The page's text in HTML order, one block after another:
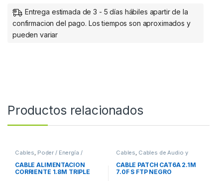
Entrega estimada de 3 - 5 días hábiles apartir de la
confirmacion del pago. Los tiempos son aproximados y
pueden variar
Productos relacionados
Cables, Poder / Energía /
Alimentación
CABLE ALIMENTACION
CORRIENTE 1.8M TRIPLE
Cables, Cables de Audio y
CABLE PATCH CAT6A 2.1M
7.0F S FTP NEGRO